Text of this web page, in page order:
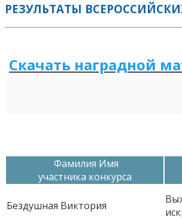
РЕЗУЛЬТАТЫ
Скачать наградной ма
Фамилия Имя
участника конкурса
Бездушная Виктория